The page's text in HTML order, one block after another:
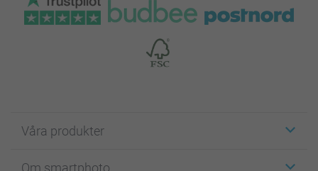
Våra produkter
Om smartphoto